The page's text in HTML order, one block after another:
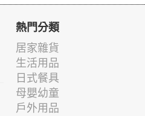
熱門分類
居家雜貨
生活用品
日式餐具
母嬰幼童
戶外用品